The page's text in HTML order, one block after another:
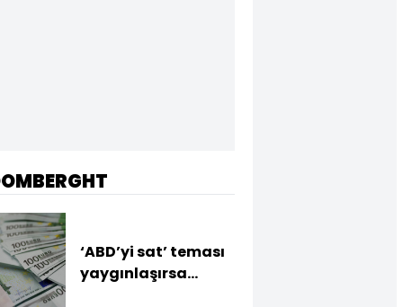
‘ABD’yi sat’ teması
yaygınlaşırsa